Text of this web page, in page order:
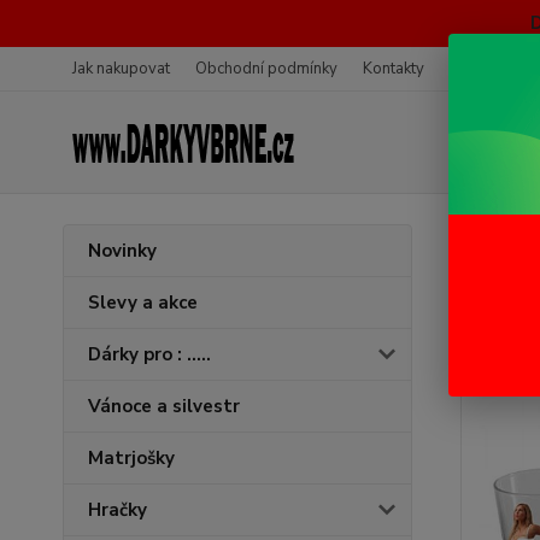
Jak nakupovat Obchodní podmínky Kontakty
Novinky
Slevy a akce
Dárky pro : .....
Vánoce a silvestr
Matrjošky
Hračky